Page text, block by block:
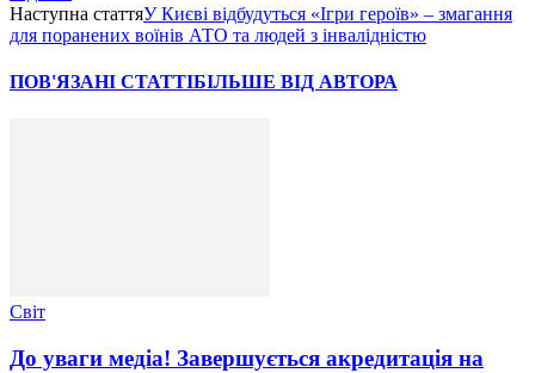
Наступна статтяУ Києві відбудуться «Ігри героїв» – змагання
для поранених воїнів АТО та людей з інвалідністю
ПОВ'ЯЗАНІ СТАТТІБІЛЬШЕ ВІД АВТОРА
Світ
До уваги медіа! Завершується акредитація на